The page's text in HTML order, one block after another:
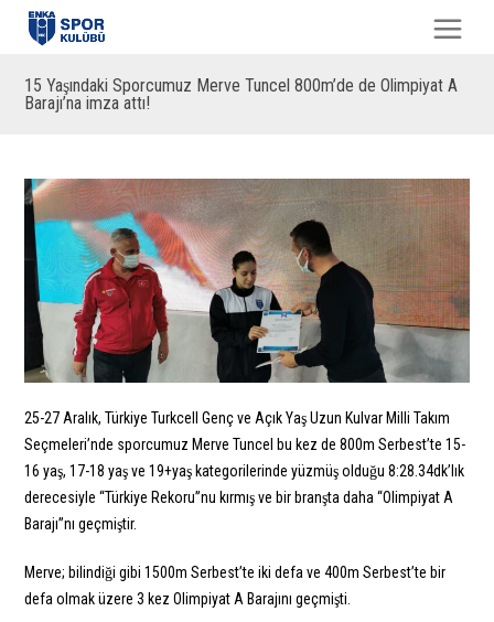
15 Yaşındaki Sporcumuz Merve Tuncel 800m’de de Olimpiyat A
Barajı’na imza attı!
25-27 Aralık, Türkiye Turkcell Genç ve Açık Yaş Uzun Kulvar Milli Takım
Seçmeleri’nde sporcumuz Merve Tuncel bu kez de 800m Serbest’te 15-
16 yaş, 17-18 yaş ve 19+yaş kategorilerinde yüzmüş olduğu 8:28.34dk’lık
derecesiyle “Türkiye Rekoru”nu kırmış ve bir branşta daha “Olimpiyat A
Barajı”nı geçmiştir.
Merve; bilindiği gibi 1500m Serbest’te iki defa ve 400m Serbest’te bir
defa olmak üzere 3 kez Olimpiyat A Barajını geçmişti.